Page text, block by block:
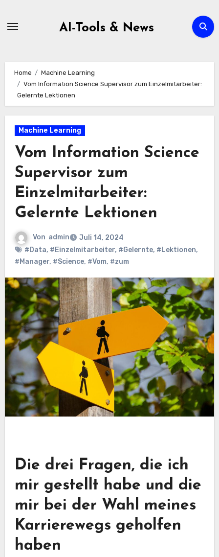
AI-Tools & News
Home
Machine Learning
Vom Information Science Supervisor zum Einzelmitarbeiter:
Gelernte Lektionen
Machine Learning
Vom Information Science
Supervisor zum
Einzelmitarbeiter:
Gelernte Lektionen
Von admin
Juli 14, 2024
#Data, #Einzelmitarbeiter, #Gelernte, #Lektionen,
#Manager, #Science, #Vom, #zum
Die drei Fragen, die ich
mir gestellt habe und die
mir bei der Wahl meines
Karrierewegs geholfen
haben